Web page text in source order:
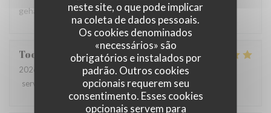
neste site, o que pode implicar
na coleta de dados pessoais.
Os cookies denominados
«necessários» são
obrigatórios e instalados por
padrão. Outros cookies
opcionais requerem seu
consentimento. Esses cookies
opcionais servem para
gehad!
Toos
2026-07-30
- 13:00 - guests 2
service
ambience: 4/5 menu: 4/5 quality_price